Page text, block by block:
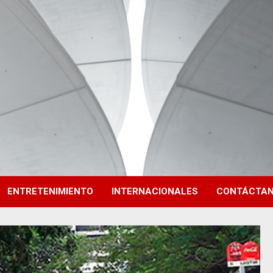
ENTRETENIMIENTO INTERNACIONALES